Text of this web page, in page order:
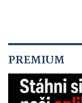
PREMIUM